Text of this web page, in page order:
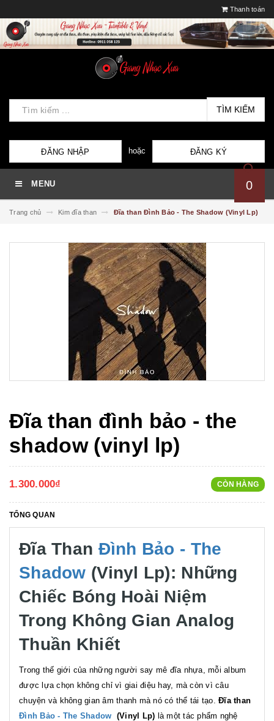
Thanh toán
TÌM KIẾM
ĐĂNG NHẬP hoặc ĐĂNG KÝ
MENU 0
Trang chủ Kim đĩa than Đĩa than Đình Bảo - The Shadow (Vinyl Lp)
Đĩa than đình bảo - the
shadow (vinyl lp)
1.300.000₫ CÒN HÀNG
TỔNG QUAN
Đĩa Than Đình Bảo - The
Shadow (Vinyl Lp): Những
Chiếc Bóng Hoài Niệm
Trong Không Gian Analog
Thuần Khiết
Trong thế giới của những người say mê đĩa nhựa, mỗi album
được lựa chọn không chỉ vì giai điệu hay, mà còn vì câu
chuyện và không gian âm thanh mà nó có thể tái tạo. Đĩa than
Đình Bảo - The Shadow (Vinyl Lp) là một tác phẩm nghệ